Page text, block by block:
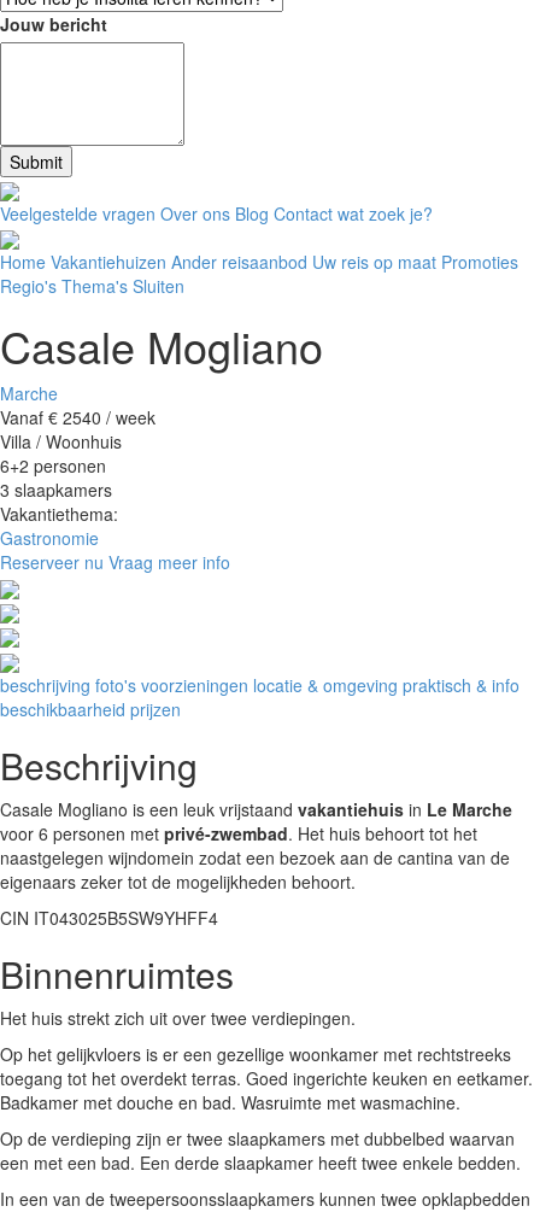
Jouw bericht
Submit
Veelgestelde vragen Over ons Blog Contact wat zoek je?
Home Vakantiehuizen Ander reisaanbod Uw reis op maat Promoties
Regio's Thema's Sluiten
Casale Mogliano
Marche
Vanaf € 2540 / week
Villa / Woonhuis
6+2 personen
3 slaapkamers
Vakantiethema:
Gastronomie
Reserveer nu Vraag meer info
beschrijving foto's voorzieningen locatie & omgeving praktisch & info
beschikbaarheid prijzen
Beschrijving
Casale Mogliano is een leuk vrijstaand vakantiehuis in Le Marche
voor 6 personen met privé-zwembad. Het huis behoort tot het
naastgelegen wijndomein zodat een bezoek aan de cantina van de
eigenaars zeker tot de mogelijkheden behoort.
CIN IT043025B5SW9YHFF4
Binnenruimtes
Het huis strekt zich uit over twee verdiepingen.
Op het gelijkvloers is er een gezellige woonkamer met rechtstreeks
toegang tot het overdekt terras. Goed ingerichte keuken en eetkamer.
Badkamer met douche en bad. Wasruimte met wasmachine.
Op de verdieping zijn er twee slaapkamers met dubbelbed waarvan
een met een bad. Een derde slaapkamer heeft twee enkele bedden.
In een van de tweepersoonsslaapkamers kunnen twee opklapbedden